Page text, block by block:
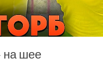
на шее